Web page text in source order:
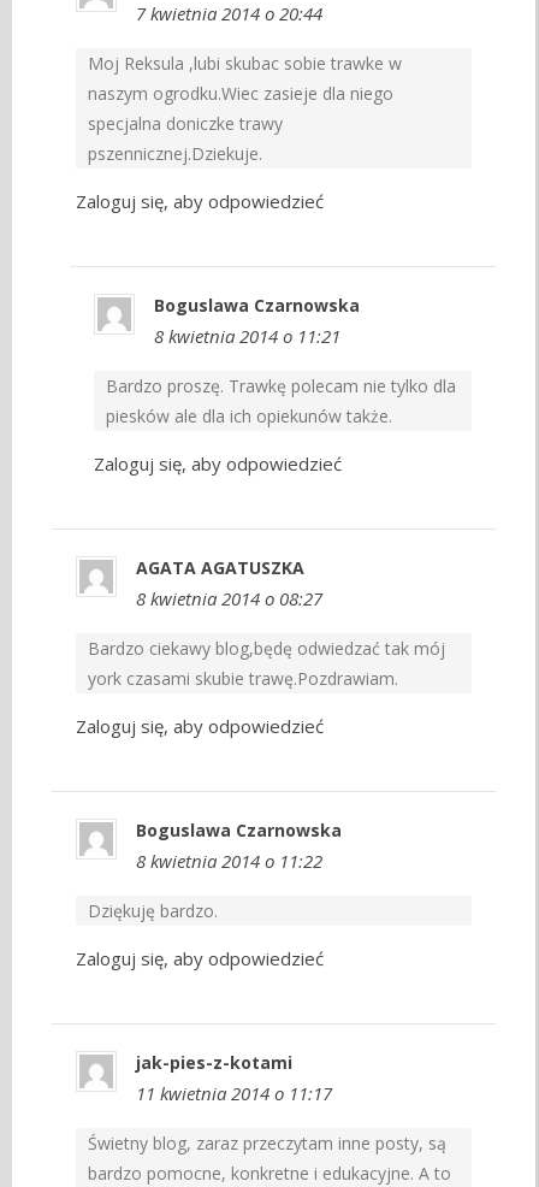
7 kwietnia 2014 o 20:44
Moj Reksula ,lubi skubac sobie trawke w
naszym ogrodku.Wiec zasieje dla niego
specjalna doniczke trawy
pszennicznej.Dziekuje.
Zaloguj się, aby odpowiedzieć
Boguslawa Czarnowska
8 kwietnia 2014 o 11:21
Bardzo proszę. Trawkę polecam nie tylko dla
piesków ale dla ich opiekunów także.
Zaloguj się, aby odpowiedzieć
AGATA AGATUSZKA
8 kwietnia 2014 o 08:27
Bardzo ciekawy blog,będę odwiedzać tak mój
york czasami skubie trawę.Pozdrawiam.
Zaloguj się, aby odpowiedzieć
Boguslawa Czarnowska
8 kwietnia 2014 o 11:22
Dziękuję bardzo.
Zaloguj się, aby odpowiedzieć
jak-pies-z-kotami
11 kwietnia 2014 o 11:17
Świetny blog, zaraz przeczytam inne posty, są
bardzo pomocne, konkretne i edukacyjne. A to